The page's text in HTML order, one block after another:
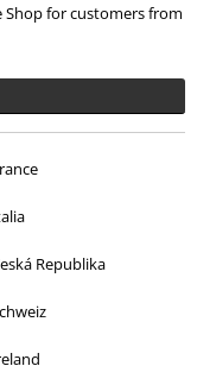
Shop for customers from
Republika